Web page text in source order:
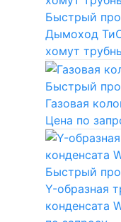
Быстрый
Дымоход
хомут
Быстрый
Газовая
Цена по
Быстрый
Y-образная
конденсата